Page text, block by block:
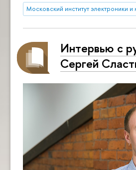
Московский институт электроники и
Интервью с
Сергей